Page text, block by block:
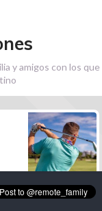
y amigos con los que